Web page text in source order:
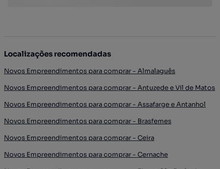
Localizações recomendadas
Novos Empreendimentos para comprar - Almalaguês
Novos Empreendimentos para comprar - Antuzede e Vil de Matos
Novos Empreendimentos para comprar - Assafarge e Antanhol
Novos Empreendimentos para comprar - Brasfemes
Novos Empreendimentos para comprar - Ceira
Novos Empreendimentos para comprar - Cernache